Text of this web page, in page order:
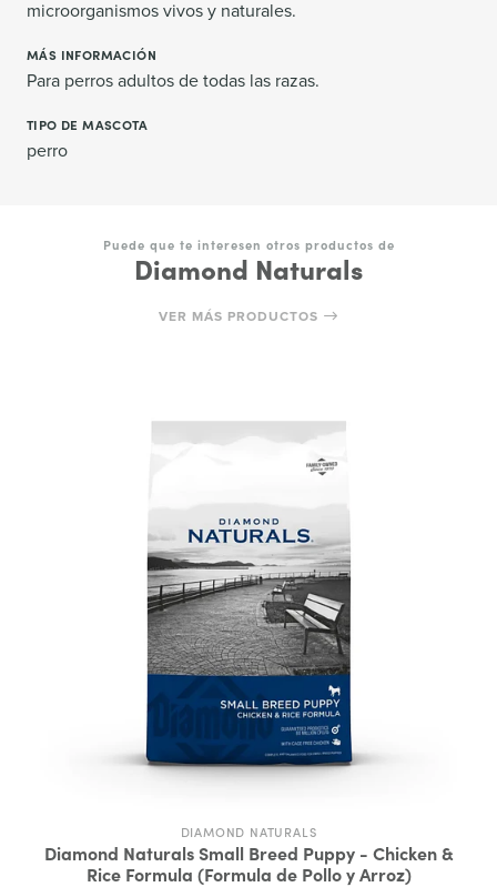
microorganismos vivos y naturales.
MÁS INFORMACIÓN
Para perros adultos de todas las razas.
TIPO DE MASCOTA
perro
Puede que te interesen otros productos de
Diamond Naturals
VER MÁS PRODUCTOS
DIAMOND NATURALS
Diamond Naturals Small Breed Puppy - Chicken &
Rice Formula (Formula de Pollo y Arroz)